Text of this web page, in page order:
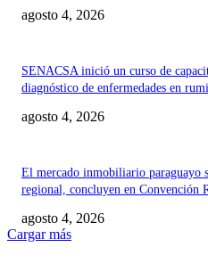
agosto 4, 2026
SENACSA inició un curso de
diagnóstico de enfermedades en
agosto 4, 2026
El mercado inmobiliario paraguayo
regional, concluyen en Convención
agosto 4, 2026
Cargar más